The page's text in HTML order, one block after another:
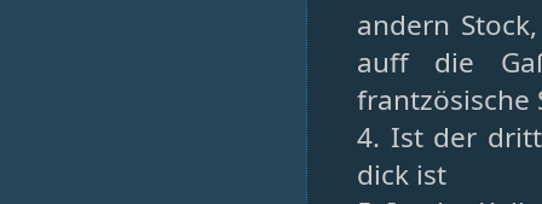
andern
auff die
frantzösische
4. Ist der
dick ist